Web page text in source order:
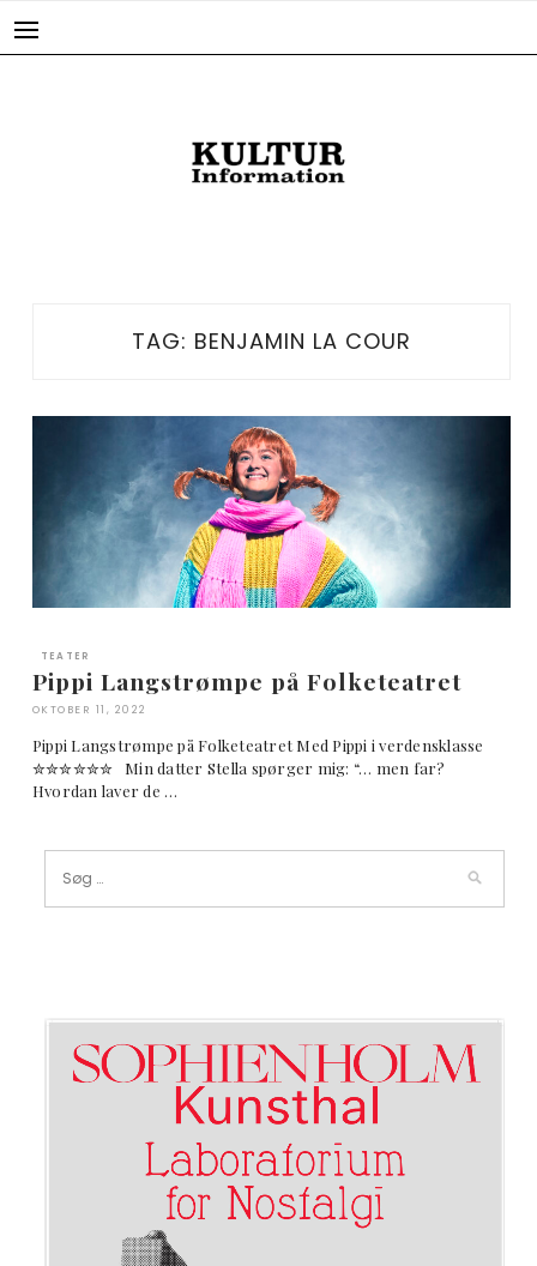
TAG: BENJAMIN LA COUR
TEATER
Pippi Langstrømpe på Folketeatret
OKTOBER 11, 2022
Pippi Langstrømpe på Folketeatret Med Pippi i verdensklasse
✮✮✮✮✮✮ Min datter Stella spørger mig: “… men far?
Hvordan laver de …